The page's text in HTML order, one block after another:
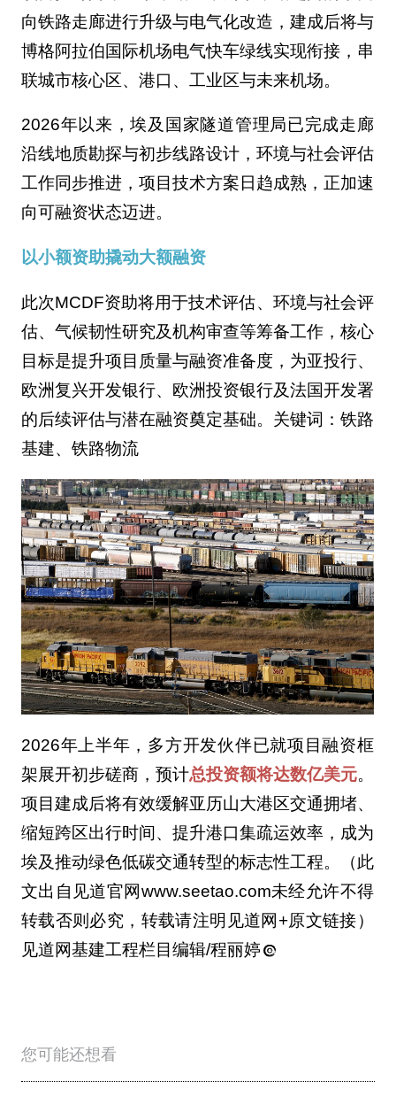
向铁路走廊进行升级与电气化改造，建成后将与
博格阿拉伯国际机场电气快车绿线实现衔接，串
联城市核心区、港口、工业区与未来机场。
2026年以来，埃及国家隧道管理局已完成走廊
沿线地质勘探与初步线路设计，环境与社会评估
工作同步推进，项目技术方案日趋成熟，正加速
向可融资状态迈进。
以小额资助撬动大额融资
此次MCDF资助将用于技术评估、环境与社会评
估、气候韧性研究及机构审查等筹备工作，核心
目标是提升项目质量与融资准备度，为亚投行、
欧洲复兴开发银行、欧洲投资银行及法国开发署
的后续评估与潜在融资奠定基础。关键词：铁路
基建、铁路物流
2026年上半年，多方开发伙伴已就项目融资框
架展开初步磋商，预计总投资额将达数亿美元。
项目建成后将有效缓解亚历山大港区交通拥堵、
缩短跨区出行时间、提升港口集疏运效率，成为
埃及推动绿色低碳交通转型的标志性工程。（此
文出自见道官网www.seetao.com未经允许不得
转载否则必究，转载请注明见道网+原文链接）
见道网基建工程栏目编辑/程丽婷
您可能还想看